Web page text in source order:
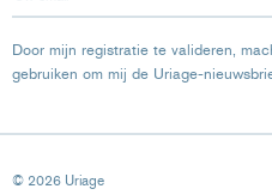
Door mijn registratie te valideren,
gebruiken om mij de Uriage-
© 2026 Uriage